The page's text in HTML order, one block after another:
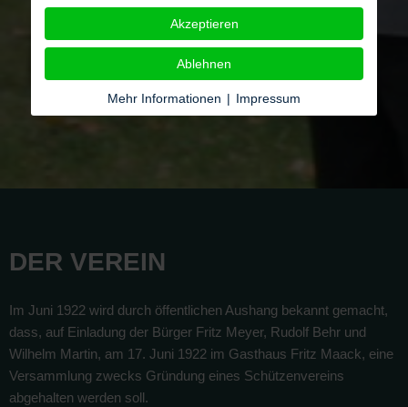
DER VEREIN
Im Juni 1922 wird durch öffentlichen Aushang bekannt gemacht,
dass, auf Einladung der Bürger Fritz Meyer, Rudolf Behr und
Wilhelm Martin, am 17. Juni 1922 im Gasthaus Fritz Maack, eine
Versammlung zwecks Gründung eines Schützenvereins
abgehalten werden soll.
Akzeptieren
Ablehnen
Mehr Informationen | Impressum